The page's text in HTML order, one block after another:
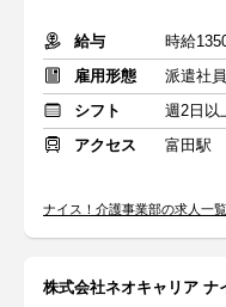
給与
時給
雇用形態
派遣社員
シフト
週2日以
アクセス
富田駅
ナイス！介護事業部の求人一
株式会社ネオキャリア